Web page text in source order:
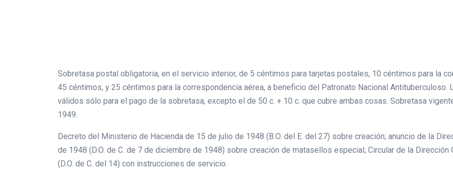
Sobretasa postal obligatoria, en el servicio interior, de 5 céntimos para tarjetas postales, 10 céntimos para la
45 céntimos, y 25 céntimos para la correspondencia aérea, a beneficio del Patronato Nacional
válidos sólo para el pago de la sobretasa, excepto el de 50 c. + 10 c. que cubre ambas cosas. Sobretasa
1949.
Decreto del Ministerio de Hacienda de 15 de julio de 1948 (B.O. del E. del 27) sobre creación; anuncio de la
de 1948 (D.O. de C. de 7 de diciembre de 1948) sobre creación de matasellos especial; Circular de la
(D.O. de C. del 14) con instrucciones de servicio.